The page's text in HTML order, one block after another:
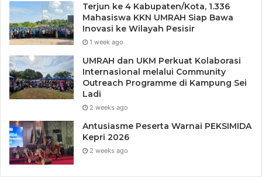
Terjun ke 4 Kabupaten/Kota, 1.336
Mahasiswa KKN UMRAH Siap Bawa
Inovasi ke Wilayah Pesisir
1 week ago
UMRAH dan UKM Perkuat Kolaborasi
Internasional melalui Community
Outreach Programme di Kampung Sei
Ladi
2 weeks ago
Antusiasme Peserta Warnai PEKSIMIDA
Kepri 2026
2 weeks ago